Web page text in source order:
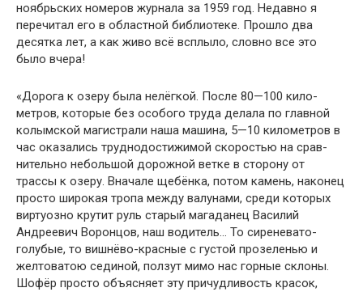
ноябрьских номеров журнала за 1959 год. Недавно я
перечитал его в областной библиотеке. Прошло два
десятка лет, а как живо всё всплыло, словно все это
было вчера!
«Дорога к озеру была нелёгкой. После 80—100 кило­
метров, которые без особого труда делала по главной
колымской магистрали наша машина, 5—10 километров в
час оказались труднодостижимой скоростью на срав­
нительно небольшой дорожной ветке в сторону от
трассы к озеру. Вначале щебёнка, потом камень, наконец
просто широкая тропа между валунами, среди которых
виртуоз­но крутит руль старый магаданец Василий
Андреевич Воронцов, наш водитель… То сиреневато-
голубые, то вишнёво-красные с густой прозеленью и
желтоватою сединой, ползут мимо нас горные склоны.
Шофёр просто объясняет эту причудливость красок,